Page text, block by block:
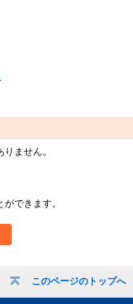
このページのトップへ
ません。
できます。